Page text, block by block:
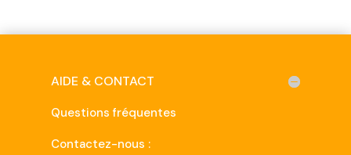
AIDE & CONTACT
Questions fréquentes
Contactez-nous :